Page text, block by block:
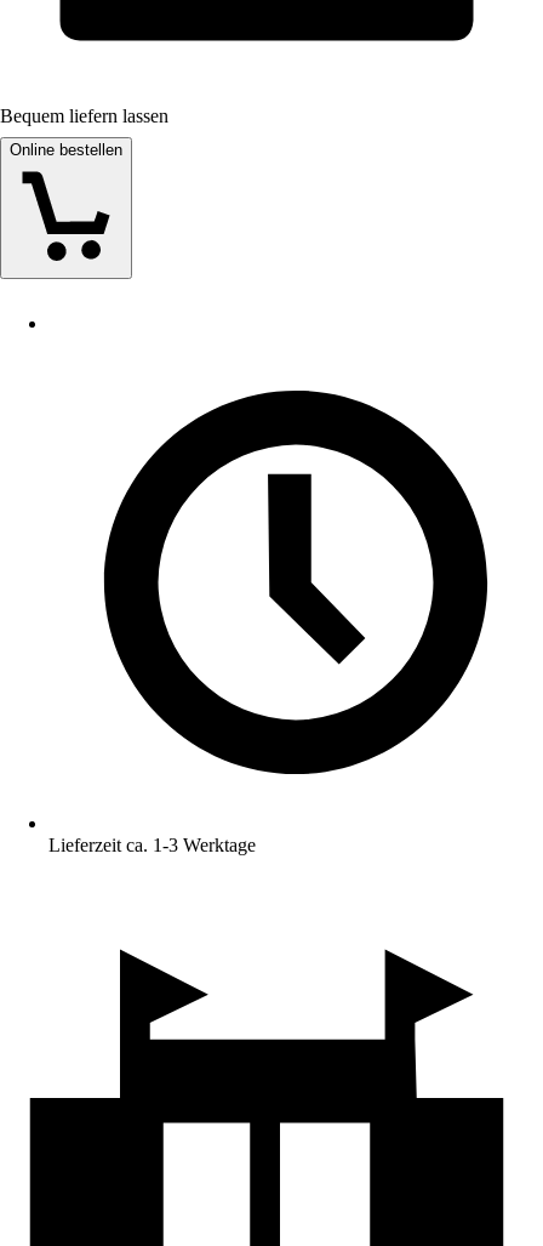
Bequem liefern lassen
Online bestellen
Lieferzeit ca. 1-3 Werktage